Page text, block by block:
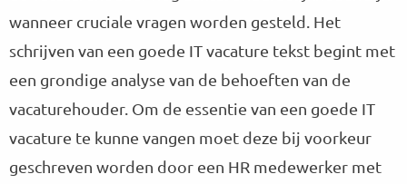
wanneer cruciale vragen worden gesteld. Het
schrijven van een goede IT vacature tekst begint met
een grondige analyse van de behoeften van de
vacaturehouder. Om de essentie van een goede IT
vacature te kunne vangen moet deze bij voorkeur
geschreven worden door een HR medewerker met